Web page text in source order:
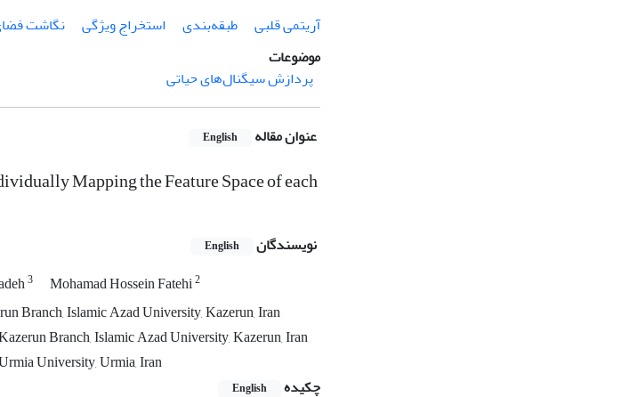
آریتمی قلبی
طبقه‌بندی استخراج ویژگی
نگاشت
موضوعات
پردازش سیگنال‌های حیاتی
عنوان مقاله English
Mapping the Feature Space of each
نویسندگان English
3 Mohamad Hossein Fatehi2
Branch, Islamic Azad University, Kazerun, Iran
Branch, Islamic Azad University, Kazerun, Iran
University, Urmia, Iran
چکیده
English